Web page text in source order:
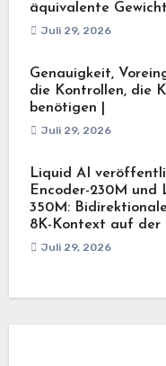
äquivalente
Juli 29, 2026
Genauigkeit,
die Kontrollen, die
benötigen |
Juli 29, 2026
Liquid AI
Encoder-230M und
350M:
8K-Kontext auf der
Juli 29, 2026